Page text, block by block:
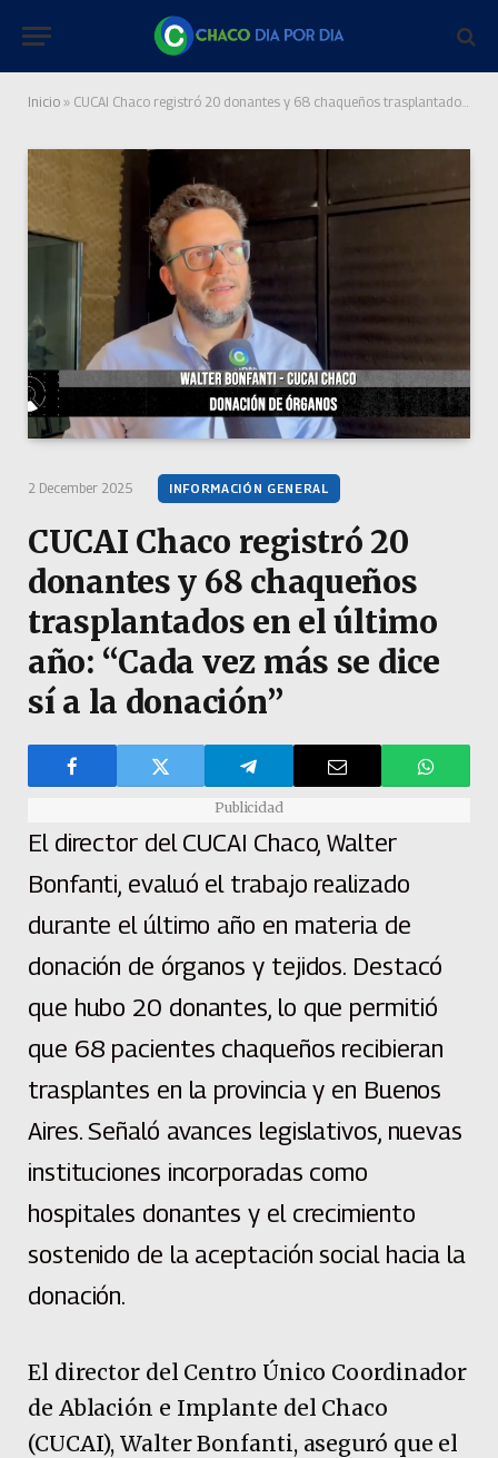
Inicio » CUCAI Chaco registró 20 donantes y 68 chaqueños trasplantados en el último año: “Cada vez más se dice sí a la donación”
2 December 2025 INFORMACIÓN GENERAL
CUCAI Chaco registró 20
donantes y 68 chaqueños
trasplantados en el último
año: “Cada vez más se dice
sí a la donación”
Publicidad
El director del CUCAI Chaco, Walter
Bonfanti, evaluó el trabajo realizado
durante el último año en materia de
donación de órganos y tejidos. Destacó
que hubo 20 donantes, lo que permitió
que 68 pacientes chaqueños recibieran
trasplantes en la provincia y en Buenos
Aires. Señaló avances legislativos, nuevas
instituciones incorporadas como
hospitales donantes y el crecimiento
sostenido de la aceptación social hacia la
donación.
El director del Centro Único Coordinador
de Ablación e Implante del Chaco
(CUCAI), Walter Bonfanti, aseguró que el